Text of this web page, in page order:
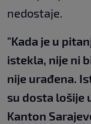
nedostaje.
"Kada je u
istekla, nije ni
nije urađena.
su dosta lošije
Kanton